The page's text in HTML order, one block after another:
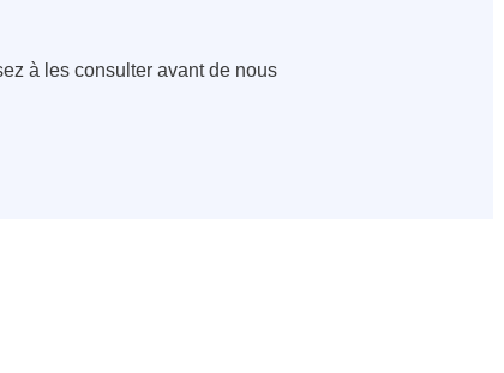
à les consulter avant de nous